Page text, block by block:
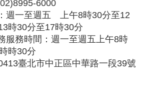
6000
週一至週五 上午8時30分至12
時30分至17時30分
服務時間：週一至週五上午8時
時30分
臺北市中正區中華路一段39號